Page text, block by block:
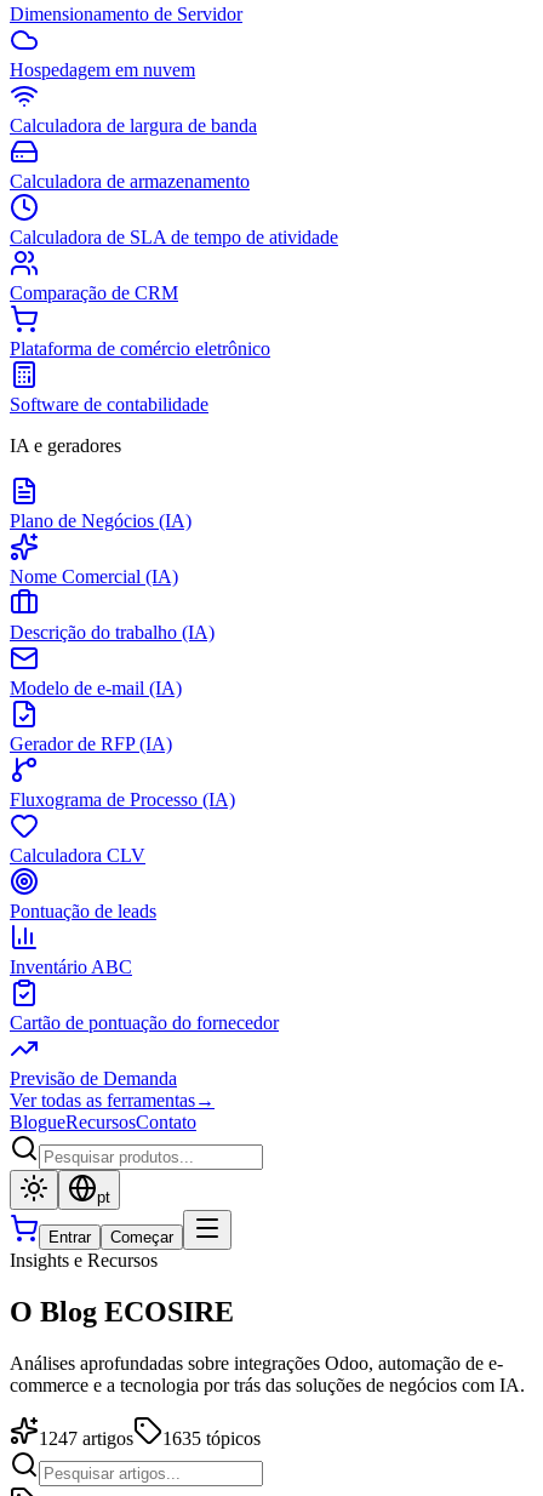
Dimensionamento de Servidor
Hospedagem em nuvem
Calculadora de largura de banda
Calculadora de armazenamento
Calculadora de SLA de tempo de atividade
Comparação de CRM
Plataforma de comércio eletrônico
Software de contabilidade
IA e geradores
Plano de Negócios (IA)
Nome Comercial (IA)
Descrição do trabalho (IA)
Modelo de e-mail (IA)
Gerador de RFP (IA)
Fluxograma de Processo (IA)
Calculadora CLV
Pontuação de leads
Inventário ABC
Cartão de pontuação do fornecedor
Previsão de Demanda
Ver todas as ferramentas→
BlogueRecursosContato
pt
Entrar Começar
Insights e Recursos
O Blog ECOSIRE
Análises aprofundadas sobre integrações Odoo, automação de e-
commerce e a tecnologia por trás das soluções de negócios com IA.
1247 artigos 1635 tópicos